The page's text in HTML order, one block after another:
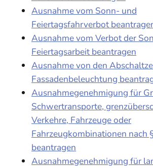
Ausnahme vom Sonn- und
Feiertagsfahrverbot
Ausnahme vom Verbot der
Feiertagsarbeit beantragen
Ausnahme von den
Fassadenbeleuchtung
Ausnahmegenehmigung für
Schwertransporte,
Verkehre, Fahrzeuge oder
Fahrzeugkombinationen nach
beantragen
Ausnahmegenehmigung für